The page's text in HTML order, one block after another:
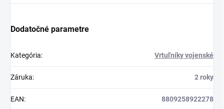
Dodatočné parametre
Kategória: Vrtuľníky vojenské
Záruka: 2 roky
EAN: 8809258922278